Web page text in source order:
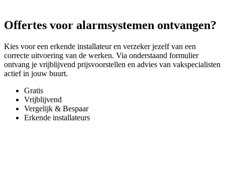
Offertes voor alarmsystemen ontvangen?
Kies voor een erkende installateur en verzeker jezelf van een
correcte uitvoering van de werken. Via onderstaand formulier
ontvang je vrijblijvend prijsvoorstellen en advies van vakspecialisten
actief in jouw buurt.
Gratis
Vrijblijvend
Vergelijk & Bespaar
Erkende installateurs